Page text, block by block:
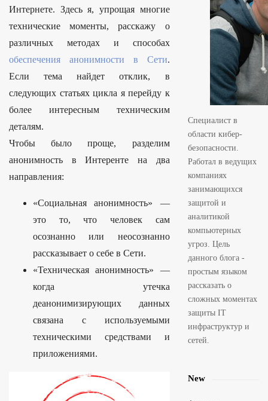
Интернете. Здесь я, упрощая многие
технические моменты, расскажу о
различных методах и способах
обеспечения анонимности в Сети.
Если тема найдет отклик, в
следующих статьях цикла я перейду к
более интересным техническим
деталям.
Чтобы было проще, разделим
анонимность в Интеренте на два
направления:
«Социальная анонимность» —
это то, что человек сам
осознанно или неосознанно
рассказывает о себе в Сети.
«Техническая анонимность» —
когда утечка
деанонимизирующих данных
связана с используемыми
техническими средствами и
приложениями.
Специалист в
области кибер-
безопасности.
Работал в ведущих
компаниях
занимающихся
защитой и
аналитикой
компьютерных
угроз. Цель
данного блога -
простым языком
рассказать о
сложных моментах
защиты IT
инфраструктур и
сетей.
New